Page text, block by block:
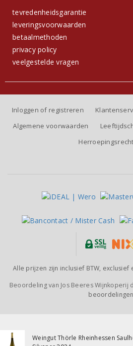
Weingut Thörle Rheinhessen
tevredenheidsgarantie
leveringsvoorwaarden
betaalmethoden
privacy policy
veelgestelde vragen
Inloggen of registreren
Algemene voorwaarden
Herroepingsrecht
Alle prijzen zijn inclusief BTW,
Beoordeling van Jos Beeres Wijnkoperij
beoordelingen